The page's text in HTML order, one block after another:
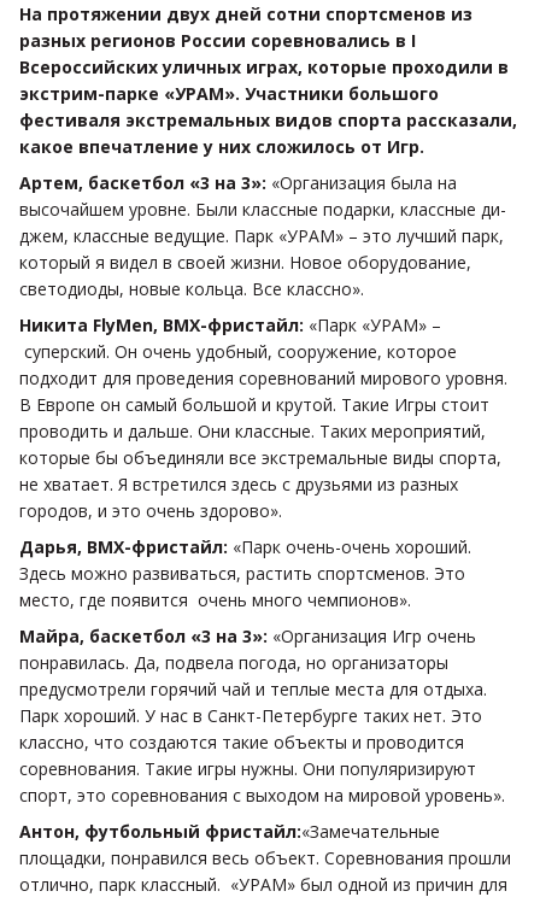
На протяжении двух дней сотни спортсменов из
разных регионов России соревновались в I
Всероссийских уличных играх, которые проходили в
экстрим-парке «УРАМ». Участники большого
фестиваля экстремальных видов спорта рассказали,
какое впечатление у них сложилось от Игр.
Артем, баскетбол «3 на 3»: «Организация была на
высочайшем уровне. Были классные подарки, классные ди-
джем, классные ведущие. Парк «УРАМ» – это лучший парк,
который я видел в своей жизни. Новое оборудование,
светодиоды, новые кольца. Все классно».
Никита FlyMen, BMX-фристайл: «Парк «УРАМ» –
суперский. Он очень удобный, сооружение, которое
подходит для проведения соревнований мирового уровня.
В Европе он самый большой и крутой. Такие Игры стоит
проводить и дальше. Они классные. Таких мероприятий,
которые бы объединяли все экстремальные виды спорта,
не хватает. Я встретился здесь с друзьями из разных
городов, и это очень здорово».
Дарья, BMX-фристайл: «Парк очень-очень хороший.
Здесь можно развиваться, растить спортсменов. Это
место, где появится очень много чемпионов».
Майра, баскетбол «3 на 3»: «Организация Игр очень
понравилась. Да, подвела погода, но организаторы
предусмотрели горячий чай и теплые места для отдыха.
Парк хороший. У нас в Санкт-Петербурге таких нет. Это
классно, что создаются такие объекты и проводится
соревнования. Такие игры нужны. Они популяризируют
спорт, это соревнования с выходом на мировой уровень».
Антон, футбольный фристайл:«Замечательные
площадки, понравился весь объект. Соревнования прошли
отлично, парк классный. «УРАМ» был одной из причин для